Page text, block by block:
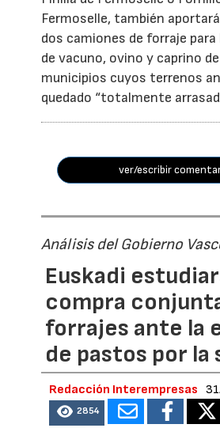
Fermoselle, también
dos camiones de forraje
de vacuno, ovino y caprino
municipios cuyos terrenos
quedado “totalmente
ver/escribir
Análisis del Gobierno
Euskadi
compra
forrajes ante la
de pastos por la
Redacción Interempresas
2854